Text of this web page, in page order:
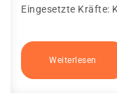
Eingesetzte Kräfte:
Weiterlesen